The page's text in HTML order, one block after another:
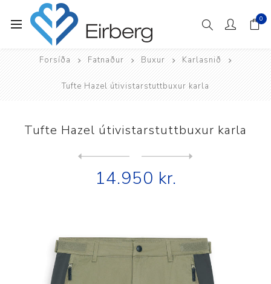
0
Forsíða Fatnaður Buxur Karlasnið
Tufte Hazel útivistarstuttbuxur karla
Tufte Hazel útivistarstuttbuxur karla
14.950 kr.